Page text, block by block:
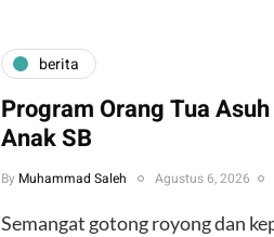
berita
Program Orang Tua
Anak SB
By Muhammad Saleh Agustus 6, 2026
​Semangat gotong royong dan